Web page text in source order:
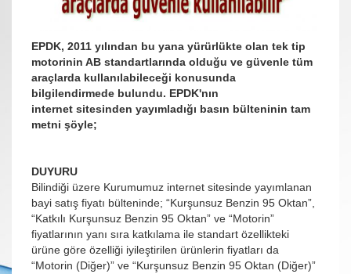
EPDK, 2011 yılından bu yana yürürlükte olan tek tip
motorinin AB standartlarında olduğu ve güvenle tüm
araçlarda kullanılabileceği konusunda
bilgilendirmede bulundu. EPDK'nın
internet sitesinden yayımladığı basın bülteninin tam
metni şöyle;
DUYURU
Bilindiği üzere Kurumumuz internet sitesinde yayımlanan
bayi satış fiyatı bülteninde; “Kurşunsuz Benzin 95 Oktan”,
“Katkılı Kurşunsuz Benzin 95 Oktan” ve “Motorin”
fiyatlarının yanı sıra katkılama ile standart özellikteki
ürüne göre özelliği iyileştirilen ürünlerin fiyatları da
“Motorin (Diğer)” ve “Kurşunsuz Benzin 95 Oktan (Diğer)”